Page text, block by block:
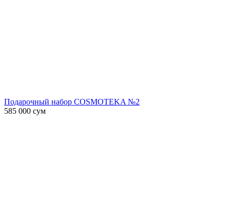
Подарочный набор COSMOTEKA №2
585 000 сум